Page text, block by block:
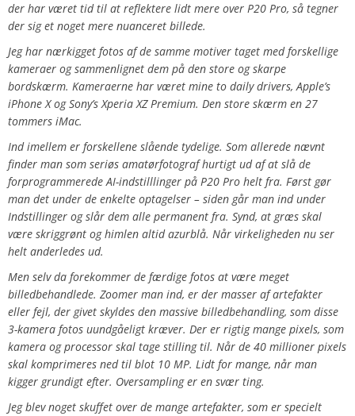
der har været tid til at reflektere lidt mere over P20 Pro, så tegner
der sig et noget mere nuanceret billede.
Jeg har nærkigget fotos af de samme motiver taget med forskellige
kameraer og sammenlignet dem på den store og skarpe
bordskærm. Kameraerne har været mine to daily drivers, Apple’s
iPhone X og Sony’s Xperia XZ Premium. Den store skærm en 27
tommers iMac.
Ind imellem er forskellene slående tydelige. Som allerede nævnt
finder man som seriøs amatørfotograf hurtigt ud af at slå de
forprogrammerede AI-indstilllinger på P20 Pro helt fra. Først gør
man det under de enkelte optagelser – siden går man ind under
Indstillinger og slår dem alle permanent fra. Synd, at græs skal
være skriggrønt og himlen altid azurblå. Når virkeligheden nu ser
helt anderledes ud.
Men selv da forekommer de færdige fotos at være meget
billedbehandlede. Zoomer man ind, er der masser af artefakter
eller fejl, der givet skyldes den massive billedbehandling, som disse
3-kamera fotos uundgåeligt kræver. Der er rigtig mange pixels, som
kamera og processor skal tage stilling til. Når de 40 millioner pixels
skal komprimeres ned til blot 10 MP. Lidt for mange, når man
kigger grundigt efter. Oversampling er en svær ting.
Jeg blev noget skuffet over de mange artefakter, som er specielt